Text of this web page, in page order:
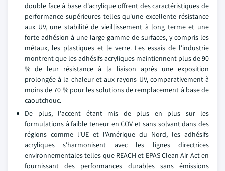
double face à base d'acrylique offrent des caractéristiques de
performance supérieures telles qu'une excellente résistance
aux UV, une stabilité de vieillissement à long terme et une
forte adhésion à une large gamme de surfaces, y compris les
métaux, les plastiques et le verre. Les essais de l'industrie
montrent que les adhésifs acryliques maintiennent plus de 90
% de leur résistance à la liaison après une exposition
prolongée à la chaleur et aux rayons UV, comparativement à
moins de 70 % pour les solutions de remplacement à base de
caoutchouc.
De plus, l'accent étant mis de plus en plus sur les
formulations à faible teneur en COV et sans solvant dans des
régions comme l'UE et l'Amérique du Nord, les adhésifs
acryliques s'harmonisent avec les lignes directrices
environnementales telles que REACH et EPAS Clean Air Act en
fournissant des performances durables sans émissions